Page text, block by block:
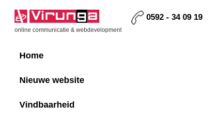
primaryVirunga
online communicatie & webdevelopment
0592 - 34 09 19
Home
Nieuwe website
Vindbaarheid